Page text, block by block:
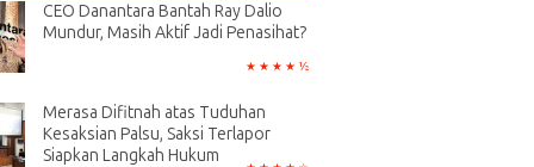
CEO Danantara Bantah Ray Dalio
Mundur, Masih Aktif Jadi Penasihat?
Merasa Difitnah atas Tuduhan
Kesaksian Palsu, Saksi Terlapor
Siapkan Langkah Hukum